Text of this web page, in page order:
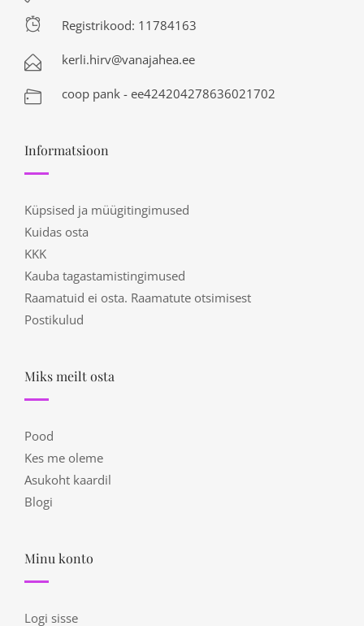
Registrikood: 11784163
kerli.hirv@vanajahea.ee
coop pank - ee424204278636021702
Informatsioon
Küpsised ja müügitingimused
Kuidas osta
KKK
Kauba tagastamistingimused
Raamatuid ei osta. Raamatute otsimisest
Postikulud
Miks meilt osta
Pood
Kes me oleme
Asukoht kaardil
Blogi
Minu konto
Logi sisse